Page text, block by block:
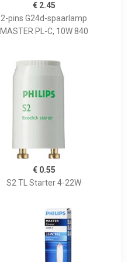
€ 2.45
2-pins G24d-spaarlamp
MASTER PL-C, 10W 840
€ 0.55
S2 TL Starter 4-22W